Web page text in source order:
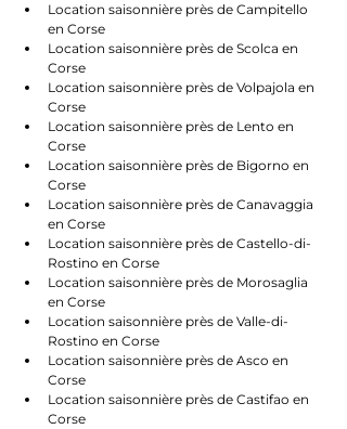
Location saisonnière près de Campitello
en Corse
Location saisonnière près de Scolca en
Corse
Location saisonnière près de Volpajola en
Corse
Location saisonnière près de Lento en
Corse
Location saisonnière près de Bigorno en
Corse
Location saisonnière près de Canavaggia
en Corse
Location saisonnière près de Castello-di-
Rostino en Corse
Location saisonnière près de Morosaglia
en Corse
Location saisonnière près de Valle-di-
Rostino en Corse
Location saisonnière près de Asco en
Corse
Location saisonnière près de Castifao en
Corse